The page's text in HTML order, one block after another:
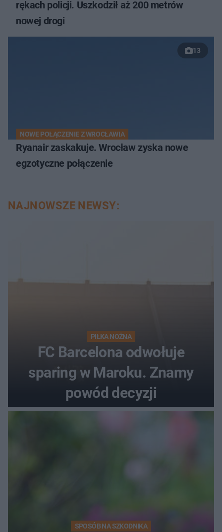
rękach policji. Uszkodził aż 200 metrów
nowej drogi
13
NOWE POŁĄCZENIE Z WROCŁAWIA
Ryanair zaskakuje. Wrocław zyska nowe
egzotyczne połączenie
NAJNOWSZE NEWSY:
PIŁKA NOŻNA
FC Barcelona odwołuje
sparing w Maroku. Znamy
powód decyzji
SPOSÓB NA SZKODNIKA